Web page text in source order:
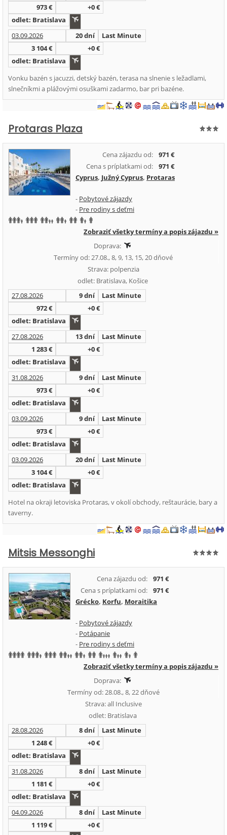
973 €
+0 €
odlet: Bratislava
03.09.2026
20 dní
Last Minute
3 104 €
+0 €
odlet: Bratislava
Vonku bazén s jacuzzi, detský bazén, terasa na slnenie s ležadlami,
slnečníkmi a plážovými osuškami zadarmo, bar pri bazéne.
Protaras Plaza
Cena zájazdu od:
971 €
Cena s príplatkami od:
971 €
Cyprus, Južný Cyprus, Protaras
- Pobytové zájazdy
- Pre rodiny s deťmi
Zobraziť všetky termíny a popis zájazdu »
Doprava:
Termíny od: 27.08., 8, 9, 13, 15, 20 dňové
Strava: polpenzia
odlet: Bratislava, Košice
27.08.2026
9 dní
Last Minute
972 €
+0 €
odlet: Bratislava
27.08.2026
13 dní
Last Minute
1 283 €
+0 €
odlet: Bratislava
31.08.2026
9 dní
Last Minute
973 €
+0 €
odlet: Bratislava
03.09.2026
9 dní
Last Minute
973 €
+0 €
odlet: Bratislava
03.09.2026
20 dní
Last Minute
3 104 €
+0 €
odlet: Bratislava
Hotel na okraji letoviska Protaras, v okolí obchody, reštaurácie, bary a
taverny.
Mitsis Messonghi
Cena zájazdu od:
971 €
Cena s príplatkami od:
971 €
Grécko, Korfu, Moraitika
- Pobytové zájazdy
- Potápanie
- Pre rodiny s deťmi
Zobraziť všetky termíny a popis zájazdu »
Doprava:
Termíny od: 28.08., 8, 22 dňové
Strava: all Inclusive
odlet: Bratislava
28.08.2026
8 dní
Last Minute
1 248 €
+0 €
odlet: Bratislava
31.08.2026
8 dní
Last Minute
1 181 €
+0 €
odlet: Bratislava
04.09.2026
8 dní
Last Minute
1 119 €
+0 €